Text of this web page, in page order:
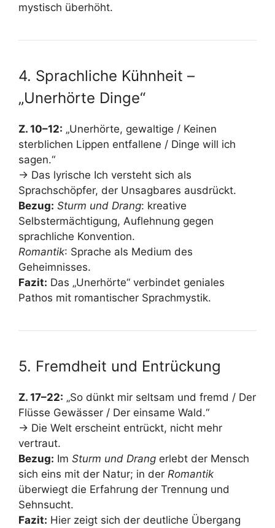
mystisch überhöht.
4. Sprachliche Kühnheit –
„Unerhörte Dinge“
Z. 10–12: „Unerhörte, gewaltige / Keinen
sterblichen Lippen entfallene / Dinge will ich
sagen.“
→ Das lyrische Ich versteht sich als
Sprachschöpfer, der Unsagbares ausdrückt.
Bezug: Sturm und Drang: kreative
Selbstermächtigung, Auflehnung gegen
sprachliche Konvention.
Romantik: Sprache als Medium des
Geheimnisses.
Fazit: Das „Unerhörte“ verbindet geniales
Pathos mit romantischer Sprachmystik.
5. Fremdheit und Entrückung
Z. 17–22: „So dünkt mir seltsam und fremd / Der
Flüsse Gewässer / Der einsame Wald.“
→ Die Welt erscheint entrückt, nicht mehr
vertraut.
Bezug: Im Sturm und Drang erlebt der Mensch
sich eins mit der Natur; in der Romantik
überwiegt die Erfahrung der Trennung und
Sehnsucht.
Fazit: Hier zeigt sich der deutliche Übergang